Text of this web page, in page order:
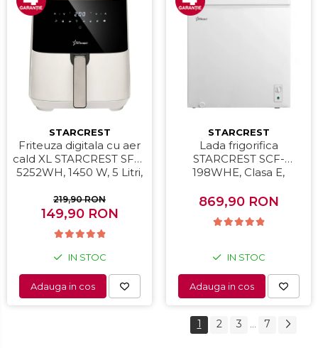
STARCREST
Friteuza digitala cu aer
cald XL STARCREST SFR-
5252WH, 1450 W, 5 Litri,
programe predefinite,
Alb
219,90 RON
149,90 RON
IN STOC
Adauga in cos
STARCREST
Lada frigorifica
STARCREST SCF-
198WHE, Clasa E,
convertibil - functie
frigider, Termostat
reglabil, Alb
869,90 RON
IN STOC
Adauga in cos
1 2 3 7